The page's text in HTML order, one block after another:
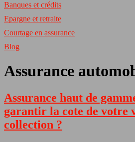
Banques et crédits
Epargne et retraite
Courtage en assurance
Blog
Assurance
Assurance haut de
garantir la cote de votre
collection ?